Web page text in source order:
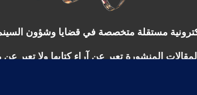
مستقلة متخصصة في قضايا وشؤون
المقالات المنشورة تعبر عن آراء كتابها ولا تعبر
نشر أي مادة من المواد المنشورة في هذا